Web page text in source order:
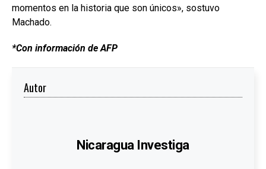
momentos en la historia que son únicos», sostuvo
Machado.
*Con información de AFP
Autor
Nicaragua Investiga